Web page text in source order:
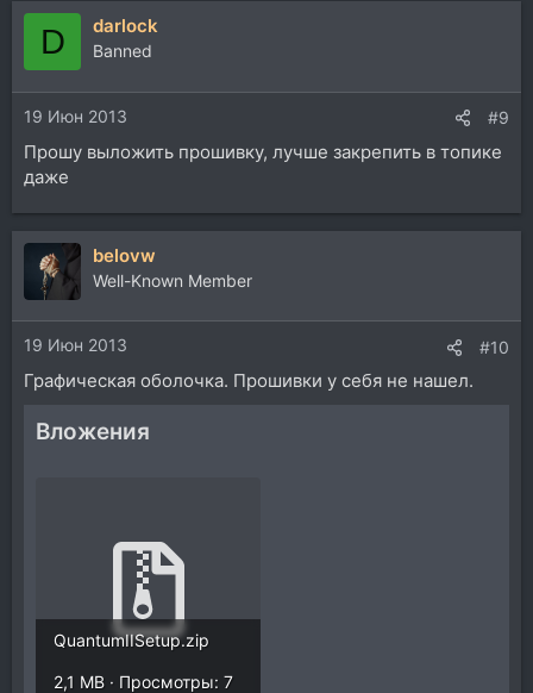
D darlock
Banned
19 Июн 2013 #9
Прошу выложить прошивку, лучше закрепить в топике
даже
belovw
Well-Known Member
19 Июн 2013 #10
Графическая оболочка. Прошивки у себя не нашел.
Вложения
QuantumIISetup.zip
2,1 MB · Просмотры: 7